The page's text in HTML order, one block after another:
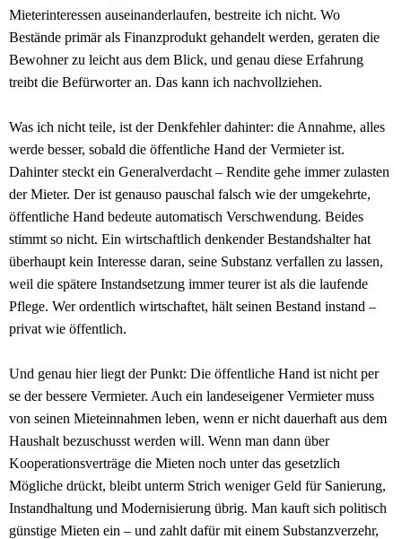
Mieterinteressen auseinanderlaufen, bestreite ich nicht. Wo
Bestände primär als Finanzprodukt gehandelt werden, geraten die
Bewohner zu leicht aus dem Blick, und genau diese Erfahrung
treibt die Befürworter an. Das kann ich nachvollziehen.
Was ich nicht teile, ist der Denkfehler dahinter: die Annahme, alles
werde besser, sobald die öffentliche Hand der Vermieter ist.
Dahinter steckt ein Generalverdacht – Rendite gehe immer zulasten
der Mieter. Der ist genauso pauschal falsch wie der umgekehrte,
öffentliche Hand bedeute automatisch Verschwendung. Beides
stimmt so nicht. Ein wirtschaftlich denkender Bestandshalter hat
überhaupt kein Interesse daran, seine Substanz verfallen zu lassen,
weil die spätere Instandsetzung immer teurer ist als die laufende
Pflege. Wer ordentlich wirtschaftet, hält seinen Bestand instand –
privat wie öffentlich.
Und genau hier liegt der Punkt: Die öffentliche Hand ist nicht per
se der bessere Vermieter. Auch ein landeseigener Vermieter muss
von seinen Mieteinnahmen leben, wenn er nicht dauerhaft aus dem
Haushalt bezuschusst werden will. Wenn man dann über
Kooperationsverträge die Mieten noch unter das gesetzlich
Mögliche drückt, bleibt unterm Strich weniger Geld für Sanierung,
Instandhaltung und Modernisierung übrig. Man kauft sich politisch
günstige Mieten ein – und zahlt dafür mit einem Substanzverzehr,